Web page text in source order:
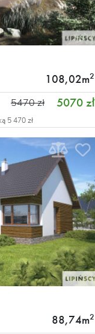
108,02m2
5070 zł
5470 zł
5 470 zł
88,74m2